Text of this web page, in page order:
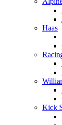
Haas
Kick